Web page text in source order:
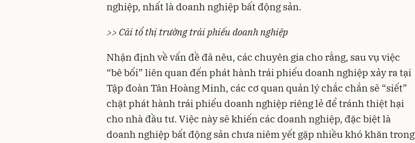
nghiệp, nhất là doanh nghiệp bất động sản.
>> Cải tổ thị trường trái phiếu doanh nghiệp
Nhận định về vấn đề đã nêu, các chuyên gia cho rằng, sau vụ việc
“bê bối” liên quan đến phát hành trái phiếu doanh nghiệp xảy ra tại
Tập đoàn Tân Hoàng Minh, các cơ quan quản lý chắc chắn sẽ “siết”
chặt phát hành trái phiếu doanh nghiệp riêng lẻ để tránh thiệt hại
cho nhà đầu tư. Việc này sẽ khiến các doanh nghiệp, đặc biệt là
doanh nghiệp bất động sản chưa niêm yết gặp nhiều khó khăn trong